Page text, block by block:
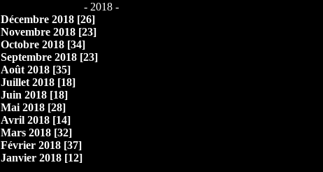
- 2018 -
Décembre 2018 [26]
Novembre 2018 [23]
Octobre 2018 [34]
Septembre 2018 [23]
Août 2018 [35]
Juillet 2018 [18]
Juin 2018 [18]
Mai 2018 [28]
Avril 2018 [14]
Mars 2018 [32]
Février 2018 [37]
Janvier 2018 [12]